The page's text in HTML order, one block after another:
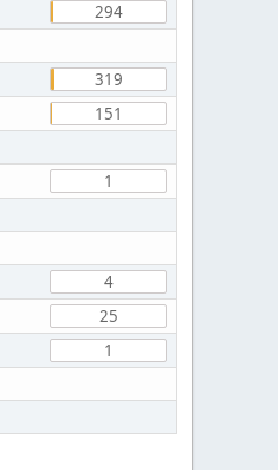
294
319
151
1
4
25
1